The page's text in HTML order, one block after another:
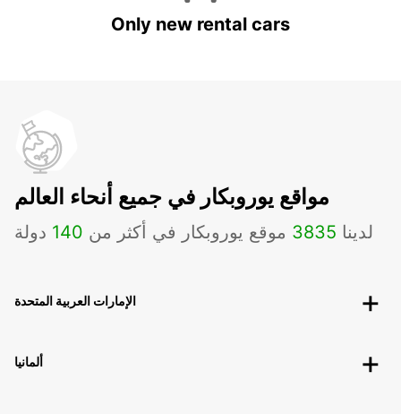
Only new rental cars
مواقع يوروبكار في جميع أنحاء العالم
لدينا 3835 موقع يوروبكار في أكثر من 140 دولة
الإمارات العربية المتحدة
ألمانيا